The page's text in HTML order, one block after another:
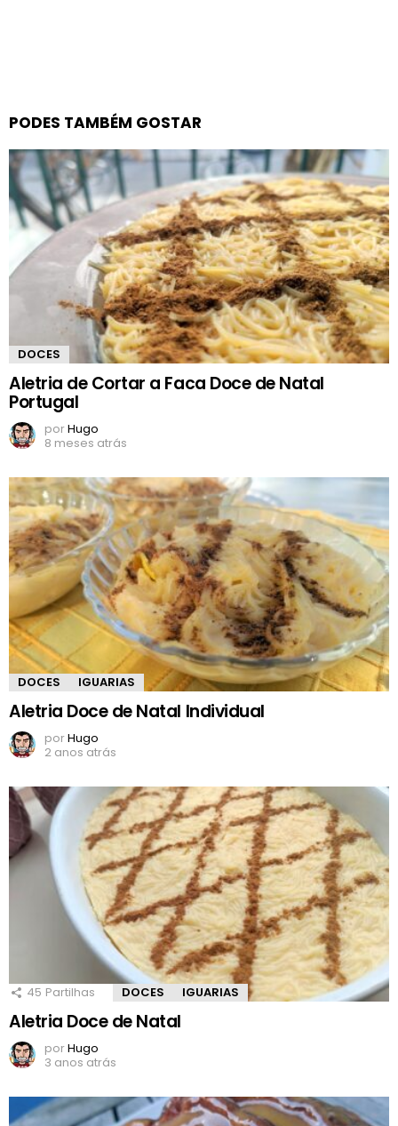
PODES TAMBÉM GOSTAR
DOCES
Aletria de Cortar a Faca Doce de Natal
Portugal
porHugo
8 meses atrás
DOCES IGUARIAS
Aletria Doce de Natal Individual
porHugo
2 anos atrás
45 Partilhas DOCES IGUARIAS
Aletria Doce de Natal
porHugo
3 anos atrás